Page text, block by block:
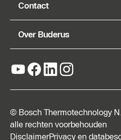
Contact
Over Buderus
© Bosch Thermotechnology
alle rechten voorbehouden
DisclaimerPrivacy en